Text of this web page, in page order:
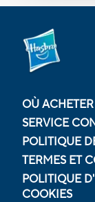
OÙ ACHETER
SERVICE
POLITIQUE
TERMES ET
POLITIQUE
COOKIES